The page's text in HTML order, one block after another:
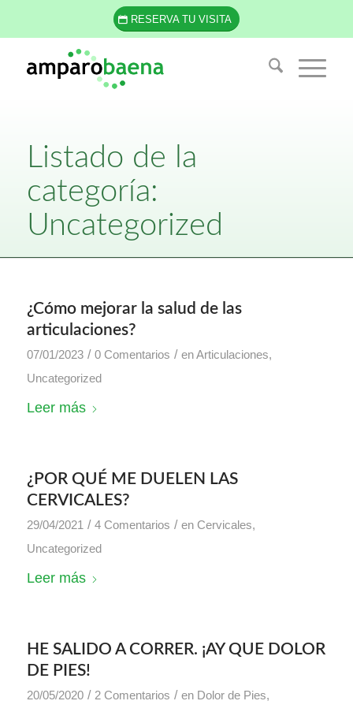
RESERVA TU VISITA
Listado de la
categoría:
Uncategorized
¿Cómo mejorar la salud de las
articulaciones?
07/01/2023 / 0 Comentarios / enArticulaciones,
Uncategorized
Leer más
¿POR QUÉ ME DUELEN LAS
CERVICALES?
29/04/2021 / 4 Comentarios / en Cervicales,
Uncategorized
Leer más
HE SALIDO A CORRER. ¡AY QUE DOLOR
DE PIES!
20/05/2020 / 2 Comentarios / en Dolor de Pies,